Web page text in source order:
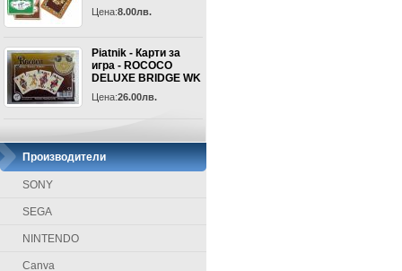
Цена:8.00лв.
Piatnik - Карти за
игра - ROCOCO
DELUXE BRIDGE WK
Цена:26.00лв.
Производители
SONY
SEGA
NINTENDO
Canva